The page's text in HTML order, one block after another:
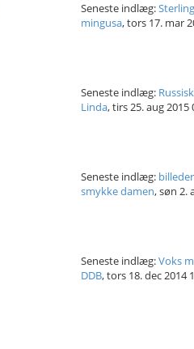
Seneste indlæg:
mingusa,tors 17. mar
Seneste indlæg: Russisk
Linda,tirs 25. aug 2015
Seneste indlæg: billeder
smykke damen,søn 2.
Seneste indlæg:Voks
DDB,tors 18. dec 2014